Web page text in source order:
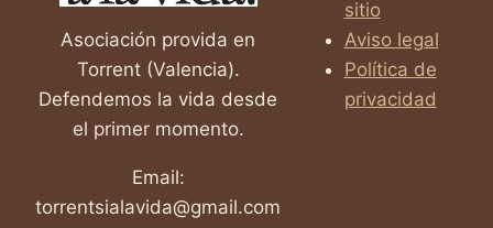
Asociación provida en
Torrent (Valencia).
Defendemos la vida desde
el primer momento.
Email:
torrentsialavida@gmail.com
sitio
Aviso legal
Política de
privacidad